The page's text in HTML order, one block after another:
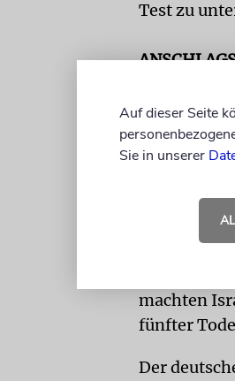
Test zu
und
für den
machten
fünfter
Der
Auf dieser Seite
Sie in unserer